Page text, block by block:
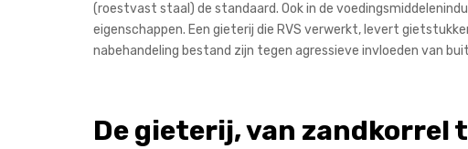
(roestvast staal) de standaard. Ook in de
eigenschappen. Een gieterij die RVS verwerkt, levert
nabehandeling bestand zijn tegen agressieve invloeden van
De gieterij, van